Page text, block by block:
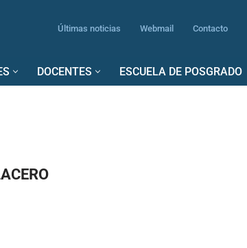
Últimas noticias Webmail Contacto
DOCENTES ESCUELA DE POSGRADO